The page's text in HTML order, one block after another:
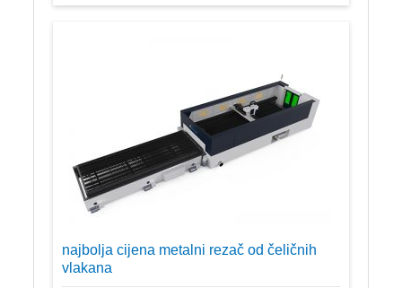
najbolja cijena metalni rezač od čeličnih
vlakana